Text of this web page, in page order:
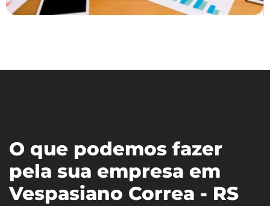
O que podemos fazer
pela sua empresa em
Vespasiano Correa - RS